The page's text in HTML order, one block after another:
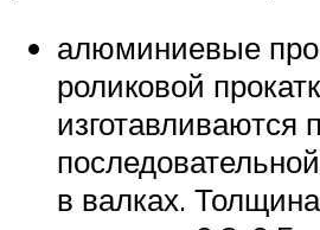
алюминиевые
роликовой
изготавливаются
в валках.